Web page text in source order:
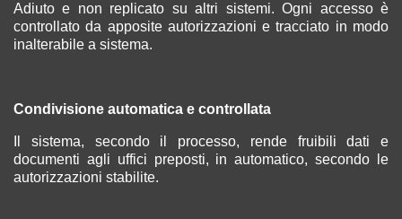
Adiuto e non replicato su altri sistemi. Ogni accesso è
controllato da apposite autorizzazioni e tracciato in modo
inalterabile a sistema.
Condivisione automatica e controllata
Il sistema, secondo il processo, rende fruibili dati e
documenti agli uffici preposti, in automatico, secondo le
autorizzazioni stabilite.